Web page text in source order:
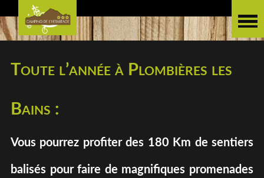
Toute l’année à Plombières les
Bains :
Vous pourrez profiter des 180 Km de sentiers
balisés pour faire de magnifiques promenades